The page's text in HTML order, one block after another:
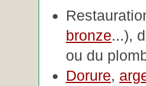
bronze...),
ou du
Dorure,